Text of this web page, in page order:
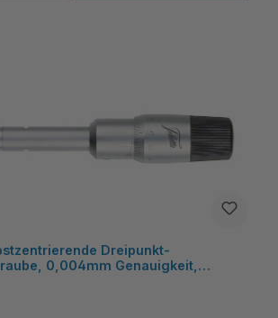
Dreipunkt-
0,004mm Genauigkeit,